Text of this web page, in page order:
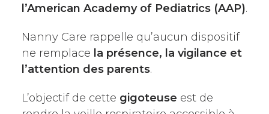
l’American Academy of Pediatrics (AAP).
Nanny Care rappelle qu’aucun dispositif
ne remplace la présence, la vigilance et
l’attention des parents.
L’objectif de cette gigoteuse est de